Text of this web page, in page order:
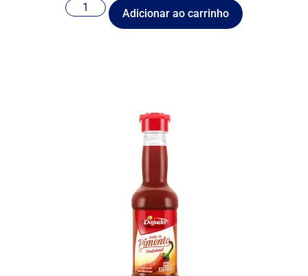
Adicionar ao carrinho